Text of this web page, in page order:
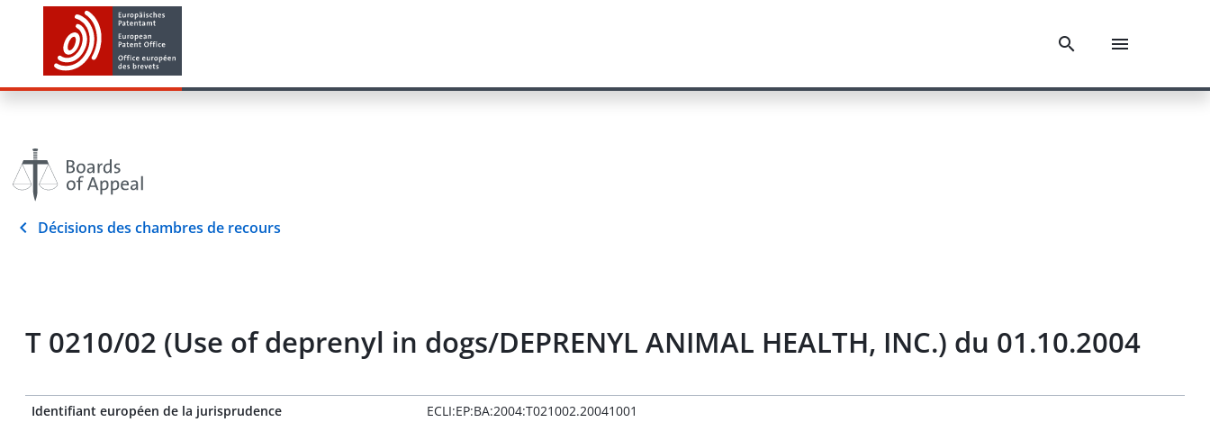
Décisions des chambres de recours
T 0210/02 (Use of deprenyl in dogs/DEPRENYL ANIMAL HEALTH, INC.) du 01.10.2004
Identifiant européen de la jurisprudence
ECLI:EP:BA:2004:T021002.20041001